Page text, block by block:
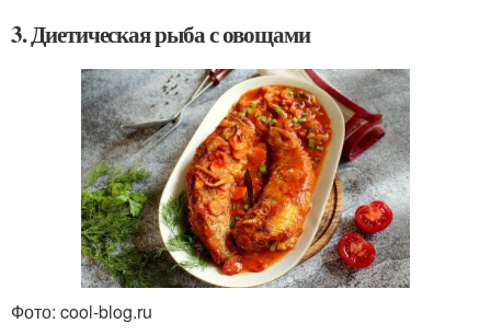
3. Диетическая рыба с овощами
Фото: cool-blog.ru